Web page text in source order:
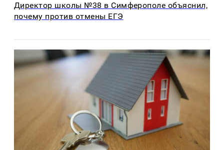
Директор школы №38 в Симферополе объяснил,
почему против отмены ЕГЭ